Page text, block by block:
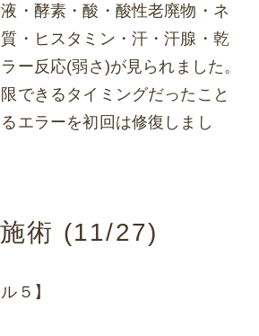
・酵素・酸・酸性老廃物・ネ
・ヒスタミン・汗・汗腺・乾
ー反応(弱さ)が見られました。
できるタイミングだったこと
エラーを初回は修復しまし
術 (11/27)
５】